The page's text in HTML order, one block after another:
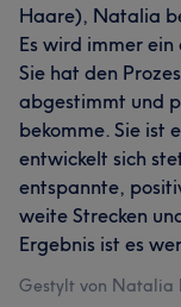
Haare), Natalia
Es wird immer
Sie hat den
abgestimmt und
bekomme. Sie ist
entwickelt sich
entspannte,
weite Strecken
Ergebnis ist es
Gestylt von Natalia